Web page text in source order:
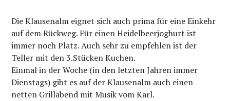
Die Klausenalm eignet sich auch prima für eine Einkehr
auf dem Rückweg. Für einen Heidelbeerjoghurt ist
immer noch Platz. Auch sehr zu empfehlen ist der
Teller mit den 3.Stücken Kuchen.
Einmal in der Woche (in den letzten Jahren immer
Dienstags) gibt es auf der Klausenalm auch einen
netten Grillabend mit Musik vom Karl.